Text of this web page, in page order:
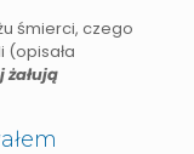
śmierci, czego
(opisała
żałują